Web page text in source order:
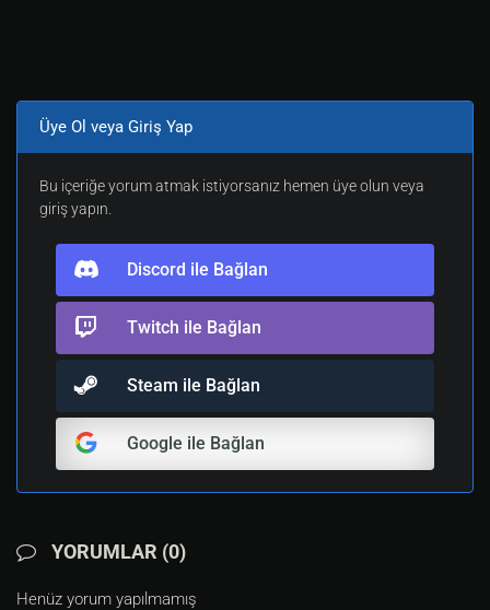
Üye Ol veya Giriş Yap
Bu içeriğe yorum atmak istiyorsanız hemen üye olun veya
giriş yapın.
Discord ile Bağlan
Twitch ile Bağlan
Steam ile Bağlan
Google ile Bağlan
YORUMLAR (0)
Henüz yorum yapılmamış